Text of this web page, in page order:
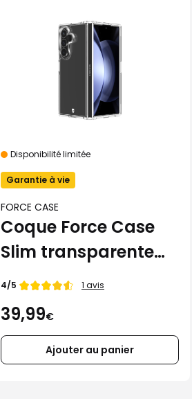
Disponibilité limitée
Garantie à vie
FORCE CASE
Coque Force Case
Slim transparente
pour Samsung
Galaxy Z Fold7
Note de
4/5 1 avis
39,99€
Ajouter au panier